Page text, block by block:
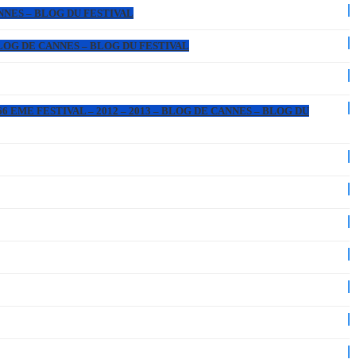
– BLOG DU FESTIVAL
DE CANNES – BLOG DU FESTIVAL
FESTIVAL – 2012 – 2013 – BLOG DE CANNES – BLOG DU